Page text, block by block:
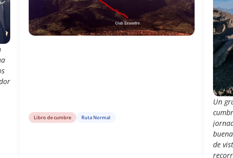
Libro de cumbre Ruta Normal
Un
de